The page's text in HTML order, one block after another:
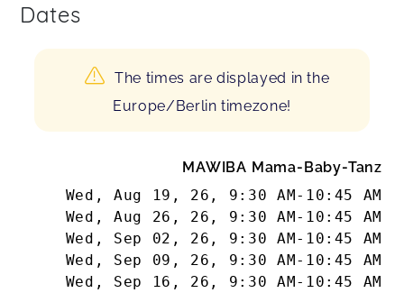
Dates
The times are displayed in the
Europe/Berlin timezone!
MAWIBA Mama-Baby-Tanz
Wed, Aug 19, 26 , 9:30 AM- 10:45 AM
Wed, Aug 26, 26 , 9:30 AM- 10:45 AM
Wed, Sep 02, 26 , 9:30 AM- 10:45 AM
Wed, Sep 09, 26 , 9:30 AM- 10:45 AM
Wed, Sep 16, 26 , 9:30 AM- 10:45 AM